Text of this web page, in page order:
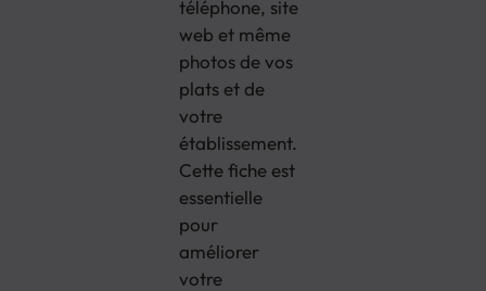
téléphone, site
web et même
photos de vos
plats et de
votre
établissement.
Cette fiche est
essentielle
pour
améliorer
votre